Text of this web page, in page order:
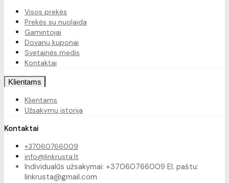
Visos prekės
Prekės su nuolaida
Gamintojai
Dovanų kuponai
Svetainės medis
Kontaktai
Klientams
Klientams
Užsakymų istorija
Kontaktai
+37060766009
info@linkrusta.lt
Individualūs užsakymai: +37060766009 El. paštu:
linkrusta@gmail.com